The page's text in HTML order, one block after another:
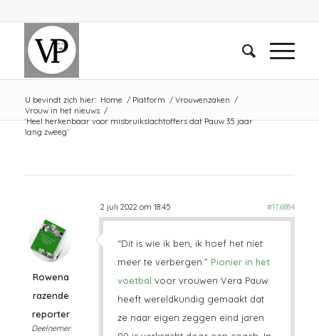
U bevindt zich hier: Home / Platform / Vrouwenzaken /
Vrouw in het nieuws /
‘Heel herkenbaar voor misbruikslachtoffers dat Pauw 35 jaar
lang zweeg’
2 juli 2022 om 18:45 #176884
Rowena
razende
reporter
Deelnemer
“Dit is wie ik ben, ik hoef het niet
meer te verbergen.” Pionier in het
voetbal voor vrouwen Vera Pauw
heeft wereldkundig gemaakt dat
ze naar eigen zeggen eind jaren